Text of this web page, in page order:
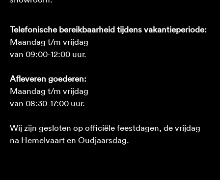
Telefonische bereikbaarheid tijdens vakantieperiode:
Maandag t/m vrijdag
van 09:00-12:00 uur.
Afleveren goederen:
Maandag t/m vrijdag
van 08:30-17:00 uur.
Wij zijn gesloten op officiële feestdagen, de vrijdag
na Hemelvaart en Oudjaarsdag.